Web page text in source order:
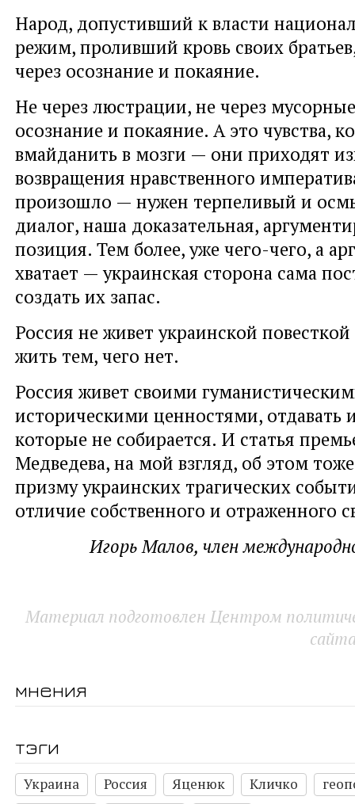
Народ, допустивший к власти
режим, проливший кровь своих
через осознание и покаяние.
Не через люстрации, не через
осознание и покаяние. А это чувства,
вмайданить в мозги — они приходят
возвращения нравственного
произошло — нужен терпеливый и
диалог, наша доказательная,
позиция. Тем более, уже чего-чего, а
хватает — украинская сторона сама
создать их запас.
Россия не живет украинской
жить тем, чего нет.
Россия живет своими
историческими ценностями, отдавать
которые не собирается. И статья
Медведева, на мой взгляд, об этом
призму украинских трагических
отличие собственного и отраженного
Игорь Малов, член
Материал подготовлен Центром
мнения
тэги
Украина Россия Яценюк Кличко